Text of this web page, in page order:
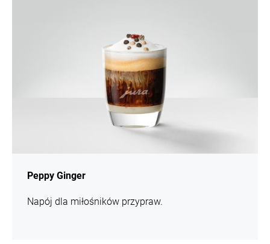
Peppy Ginger
Napój dla miłośników przypraw.